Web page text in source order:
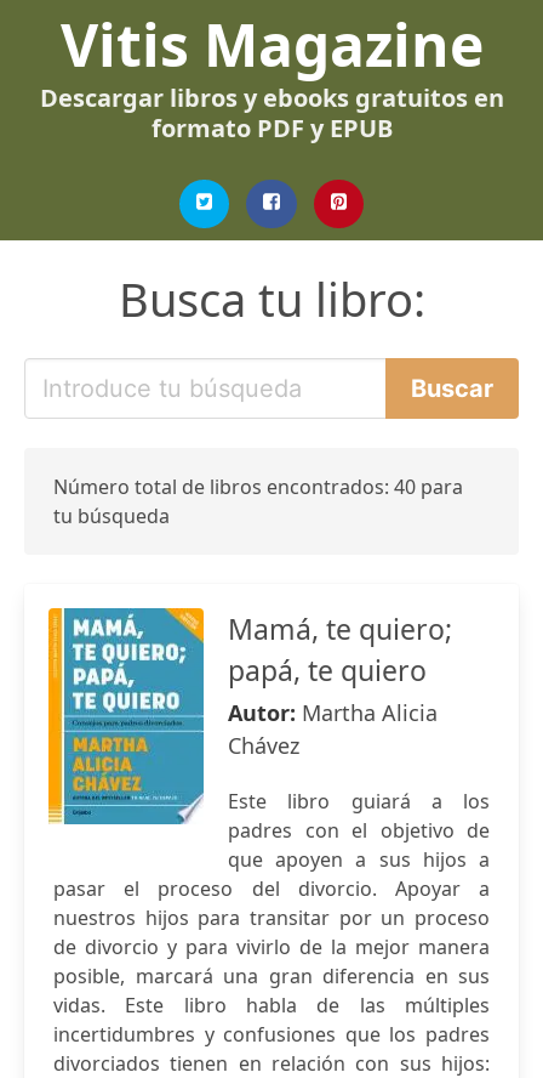
Vitis Magazine
Descargar libros y ebooks gratuitos en
formato PDF y EPUB
Busca tu libro:
Número total de libros encontrados: 40 para
tu búsqueda
Mamá, te quiero;
papá, te quiero
Autor: Martha Alicia
Chávez
Este libro guiará a los
padres con el objetivo de
que apoyen a sus hijos a
pasar el proceso del divorcio. Apoyar a
nuestros hijos para transitar por un proceso
de divorcio y para vivirlo de la mejor manera
posible, marcará una gran diferencia en sus
vidas. Este libro habla de las múltiples
incertidumbres y confusiones que los padres
divorciados tienen en relación con sus hijos: